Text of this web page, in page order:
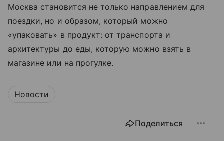
Москва становится не только направлением для
поездки, но и образом, который можно
«упаковать» в продукт: от транспорта и
архитектуры до еды, которую можно взять в
магазине или на прогулке.
Новости
Поделиться